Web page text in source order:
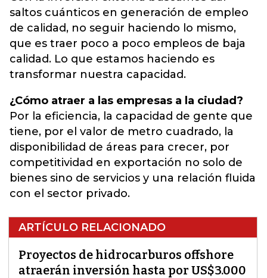
saltos cuánticos en generación de empleo
de calidad, no seguir haciendo lo mismo,
que es traer poco a poco empleos de baja
calidad. Lo que estamos haciendo es
transformar nuestra capacidad.
¿Cómo atraer a las empresas a la ciudad?
Por la eficiencia, la capacidad de gente que
tiene, por el valor de metro cuadrado, la
disponibilidad de áreas para crecer, por
competitividad en exportación no solo de
bienes sino de servicios y una relación fluida
con el sector privado.
ARTÍCULO RELACIONADO
Proyectos de hidrocarburos offshore
atraerán inversión hasta por US$3.000